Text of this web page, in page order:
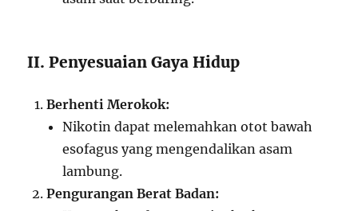
II. Penyesuaian Gaya Hidup
Berhenti Merokok:
Nikotin dapat melemahkan otot bawah
esofagus yang mengendalikan asam
lambung.
Pengurangan Berat Badan: